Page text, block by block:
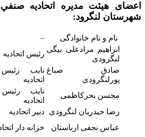
اعضای هیئت مدیره اتحاديه صنفي
شهرستان لنگرود:
نام و نام خانوادگی –
ابراهیم مرادعلی بیگی
لنگرودی
رئیس اتحادیه
صادق صباغ
پورلنگرودی
نایب
اتحادیه
محسن بحرکاظمی
نایب
اتحادیه
رضا حیدریان لنگرودی دبیر اتحادیه
عباس نجفی ارباستان
خزانه دار